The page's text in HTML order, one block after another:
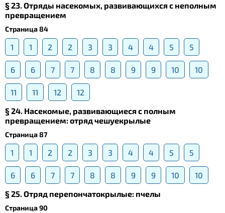
§ 23. Отряды насекомых, развивающихся с неполным
превращением
Страница 84
1 1 2 2 3 3 4 4 5 5
6 6 7 7 8 8 9 9 10 10
11 11 12
12
§ 24. Насекомые, развивающиеся с полным
превращением: отряд чешуекрылые
Страница 87
1 1 2 2 3 3 4 4 5 5
6 6 7 7 8 8 9 9 10
10
§ 25. Отряд перепончатокрылые: пчелы
Страница 90